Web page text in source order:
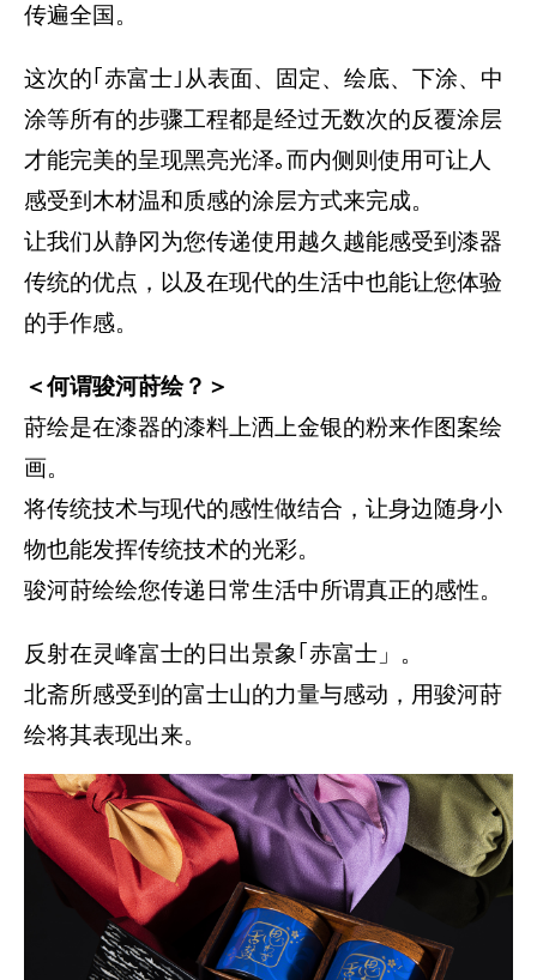
传遍全国。
这次的｢赤富士｣从表面、固定、绘底、下涂、中
涂等所有的步骤工程都是经过无数次的反覆涂层
才能完美的呈现黑亮光泽｡而内侧则使用可让人
感受到木材温和质感的涂层方式来完成。
让我们从静冈为您传递使用越久越能感受到漆器
传统的优点，以及在现代的生活中也能让您体验
的手作感。
＜何谓骏河莳绘？＞
莳绘是在漆器的漆料上洒上金银的粉来作图案绘
画。
将传统技术与现代的感性做结合，让身边随身小
物也能发挥传统技术的光彩。
骏河莳绘绘您传递日常生活中所谓真正的感性。
反射在灵峰富士的日出景象｢赤富士」。
北斋所感受到的富士山的力量与感动，用骏河莳
绘将其表现出来。